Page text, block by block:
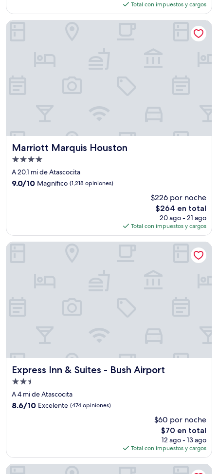
actual
es
de
Total con impuestos y cargos
Marriott Marquis Houston
Marriott Marquis Houston
Propiedad
de
4.0
A 20.1 mi de Atascocita
9.0
9.0/10 Magnífico (1,218 opiniones)
$226 por noche
El
precio
actual
es
de
$264 en total
20 ago - 21 ago
Total con impuestos y cargos
Marriott Marquis Houston
Express Inn & Suites - Bush Airport
Express Inn & Suites - Bush Airport
Propiedad
de
2.5
estrellas
A 4 mi de Atascocita
8.6
8.6/10 Excelente (474 opiniones)
$60 por noche
El
precio
actual
es
de
$70 en total
12 ago - 13 ago
Total con impuestos y cargos
Express Inn & Suites - Bush Airport
The Whitehall Houston